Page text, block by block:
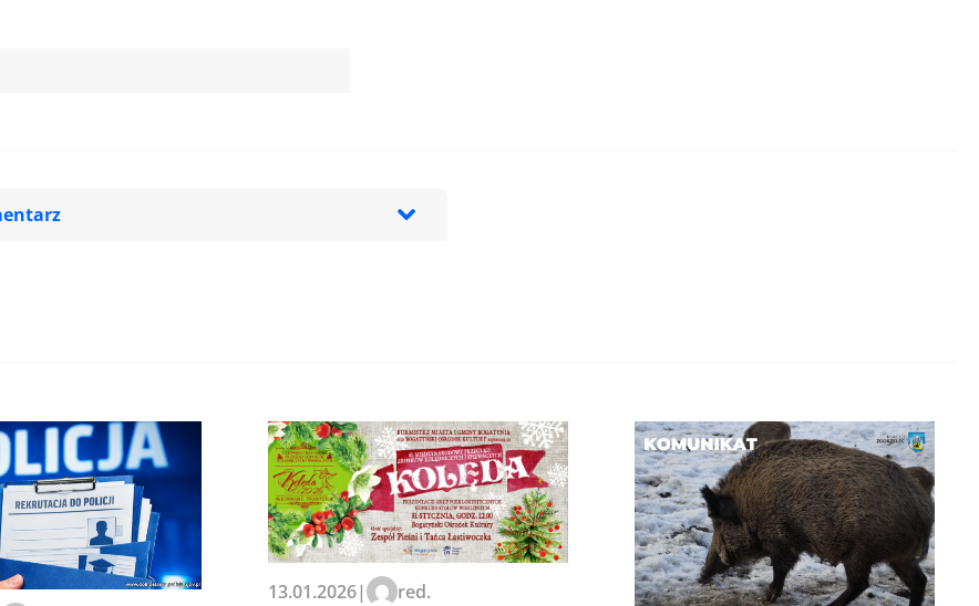
podczas pisania 13.01.2026| red.